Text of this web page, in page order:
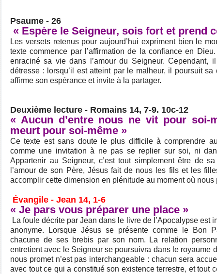
Psaume - 26
« Espère le Seigneur, sois fort et prend
Les versets retenus pour aujourd’hui expriment bien le
texte commence par l’affirmation de la confiance en
enraciné sa vie dans l’amour du Seigneur. Cependant,
détresse : lorsqu’il est atteint par le malheur, il poursuit
affirme son espérance et invite à la partager.
Deuxième lecture - Romains 14, 7-9. 10c-12
« Aucun d’entre nous ne vit pour soi-
meurt pour soi-même »
Ce texte est sans doute le plus difficile à comprendre
comme une invitation à ne pas se replier sur soi, ni
Appartenir au Seigneur, c’est tout simplement être de
l’amour de son Père, Jésus fait de nous les fils et les
accomplir cette dimension en plénitude au moment où
Évangile - Jean 14, 1-6
« Je pars vous préparer une place »
La foule décrite par Jean dans le livre de l’Apocalypse est
anonyme. Lorsque Jésus se présente comme le Bon
chacune de ses brebis par son nom. La relation
entretient avec le Seigneur se poursuivra dans le royaume
nous promet n’est pas interchangeable : chacun sera
avec tout ce qui a constitué son existence terrestre, et tout